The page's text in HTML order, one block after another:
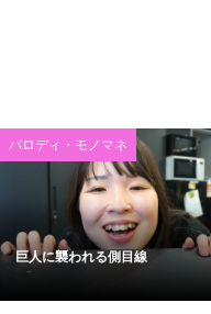
パロディ・モノマネ
巨人に襲われる側目線